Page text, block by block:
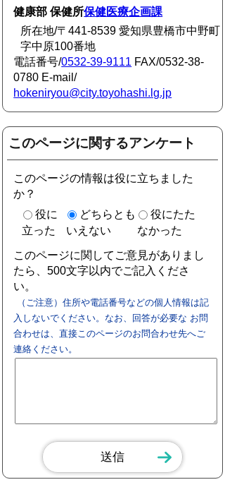
健康部 保健所保健医療企画課
所在地/〒441-8539 愛知県豊橋市中野町
字中原100番地
電話番号/0532-39-9111 FAX/0532-38-
0780 E-mail/
hokeniryou@city.toyohashi.lg.jp
このページに関するアンケート
このページの情報は役に立ちました
か？
役に
立った
どちらとも
いえない
役にたた
なかった
このページに関してご意見がありまし
たら、500文字以内でご記入くださ
い。
（ご注意）住所や電話番号などの個人情報は記
入しないでください。なお、回答が必要な お問
合わせは、直接このページのお問合わせ先へご
連絡ください。